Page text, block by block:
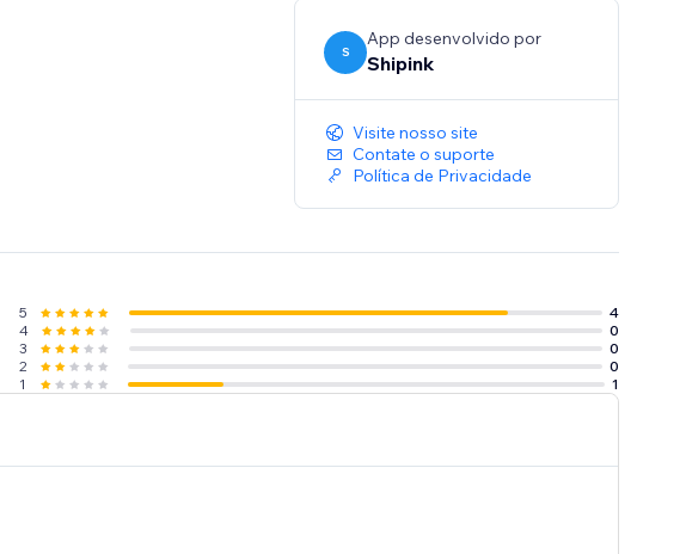
S
App desenvolvido por
Shipink
Visite nosso site
Contate o suporte
Política de Privacidade
5
4
4
0
3
0
2
0
1
1